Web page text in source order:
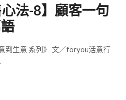
法-8】顧客一句
到生意 系列》 文／foryou活意行